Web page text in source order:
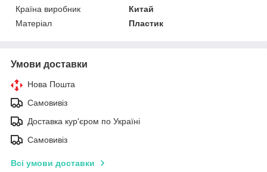
Країна виробник
Китай
Матеріал
Пластик
Умови доставки
Нова Пошта
Самовивіз
Доставка кур'єром по Україні
Самовивіз
Всі умови доставки